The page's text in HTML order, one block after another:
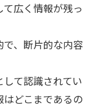
広く情報が残っ
、断片的な内容
て認識されてい
どこまであるの